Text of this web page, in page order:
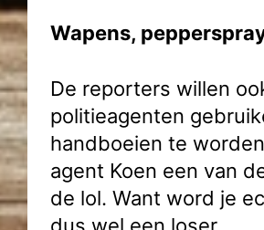
Wapens,
De reporters willen
politieagenten
handboeien te
agent Koen een van
de lol. Want word je